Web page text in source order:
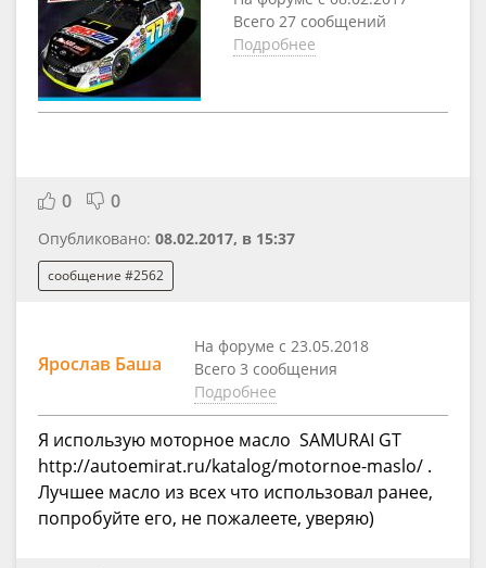
Всего 27 сообщений
Подробнее
0 0
Опубликовано: 08.02.2017, в 15:37
сообщение #2562
Ярослав Баша
На форуме с 23.05.2018
Всего 3 сообщения
Подробнее
Я использую моторное масло SAMURAI GT
http://autoemirat.ru/katalog/motornoe-maslo/ .
Лучшее масло из всех что использовал ранее,
попробуйте его, не пожалеете, уверяю)